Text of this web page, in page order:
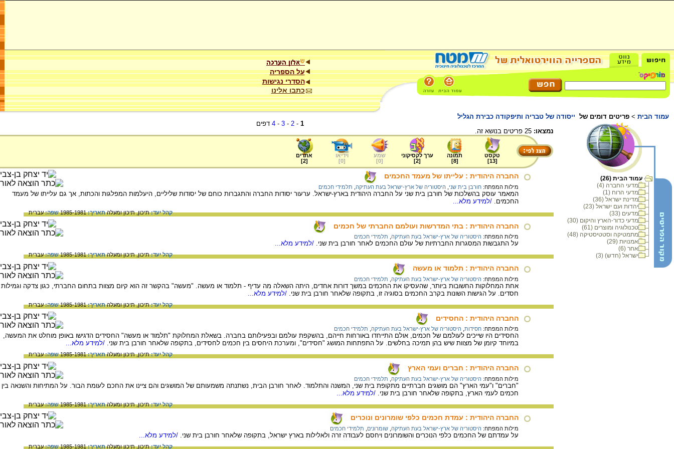
על הספריה
הסדרי נגישות
כתבו אלינו
עמוד הבית > פריטים דומים של ייסודה של טבריה ותיפקודה כבירת הגליל
עמוד הבית (26)
מדעי החברה (4)
מדעי הרוח (1)
מדינת ישראל (36)
יהדות ועם ישראל (23)
מדעים (33)
מדעי כדור-הארץ והיקום (30)
טכנולוגיה ומוצרים (61)
מתמטיקה וסטטיסטיקה (48)
אמנויות (29)
אחר (6)
ישראל (חדש) (3)
1
-
2
-
3
-
4 דפים
נמצאו:
טקסט
[
13
]
תמונה
[
8
]
ערך לקסיקוני
[
2
]
שמע
[
0
]
וידיאו
[
0
]
אתרים
[
2
]
החברה היהודית : עלייתו של מעמד החכמים
מילות המפתח: חורבן בית שני היסטוריה של ארץ-ישראל בעת העתיקה תלמידי חכמים
המאמר עוסק בהשלכות של חורבן בית שני על החברה היהודית בארץ-ישראל. ערעור יסודות החברה והתגברות כוחם של יסודות שליליים, היעלמות המפלגות והכתות, אך גם עלייתו של מעמד
החכמים. /למידע מלא...
קהל יעד:תיכון,תיכון ומעלהתאריך:1985-1981 שפה:עברית
החברה היהודית : בתי המדרשות ועולמם החברתי של חכמים
מילות המפתח: היסטוריה של ארץ-ישראל בעת העתיקה תלמידי חכמים
על התגבשות המסגרות החברתיות של עולם החכמים לאחר חורבן בית שני. /למידע מלא...
קהל יעד:תיכון,תיכון ומעלהתאריך:1985-1981 שפה:עברית
החברה היהודית : תלמוד או מעשה
מילות המפתח: היסטוריה של ארץ-ישראל בעת העתיקה תלמידי חכמים
אחת המחלוקות החשובות ביותר, שהעסיקו את החכמים במשך דורות אחדים, היתה השאלה מה עדיף - תלמוד או מעשה. "מעשה" בהקשר זה הוא קיום מצוות בתחום החברתי, כגון צדקה וגמילות
חסדים. על הגישות השונות בקרב החכמים בסוגיה זו, בתקופה שלאחר חורבן בית שני. /למידע מלא...
קהל יעד:תיכון,תיכון ומעלהתאריך:1985-1981 שפה:עברית
החברה היהודית : החסידים
מילות המפתח: חסידות היסטוריה של ארץ-ישראל בעת העתיקה תלמידי חכמים
החסידים היו שייכים לעולמם של חכמים, אולם התייחדו באורחות חייהם, בהשקפת עולמם ובפעילותם בחברה. בשאלת המחלוקת "תלמוד או מעשה" החסידים הדגישו באופן מוחלט את המעשה,
במיוחד קיומן של מצוות שיש בהן תמיכה בחלשים. על התפתחות המושג "חסידים", ומערכת היחסים בין חכמים לחסידים, בתקופה שלאחר חורבן בית שני. /למידע מלא...
קהל יעד:תיכון,תיכון ומעלהתאריך:1985-1981 שפה:עברית
החברה היהודית : חברים ועמי הארץ
מילות המפתח: היסטוריה של ארץ-ישראל בעת העתיקה תלמידי חכמים
"חברים" ו"עמי הארץ" הם מושגים חברתיים מתקופת בית שני, המשנה והתלמוד. לאחר חורבן הבית, נשתנתה משמעותם של המושגים והם ציינו את החכם לעומת הבור. על המתיחות והשנאה בין
חכמים לעמי הארץ, בתקופה שלאחר חורבן בית שני. /למידע מלא...
קהל יעד:תיכון,תיכון ומעלהתאריך:1985-1981 שפה:עברית
החברה היהודית : עמדת חכמים כלפי שומרונים ונוכרים
מילות המפתח: היסטוריה של ארץ-ישראל בעת העתיקה שומרונים תלמידי חכמים
על עמדתם של החכמים כלפי הנוכרים והשומרונים ויחסם לעבודה זרה ולאלילות בארץ ישראל, בתקופה שלאחר חורבן בית שני. /למידע מלא...
קהל יעד:תיכון,תיכון ומעלהתאריך:1985-1981 שפה:עברית